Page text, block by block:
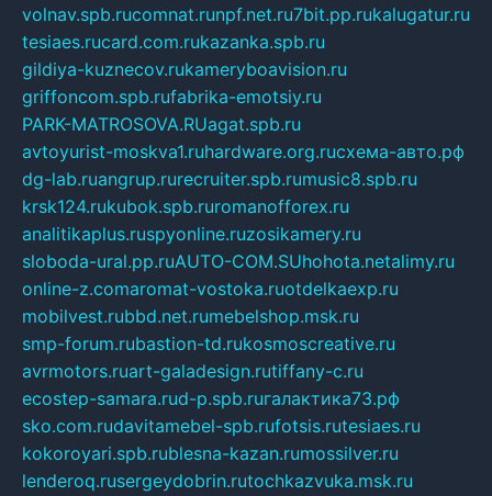
volnav.spb.rucomnat.runpf.net.ru7bit.pp.rukalugatur.ru
tesiaes.rucard.com.rukazanka.spb.ru
gildiya-kuznecov.rukameryboavision.ru
griffoncom.spb.rufabrika-emotsiy.ru
PARK-MATROSOVA.RUagat.spb.ru
avtoyurist-moskva1.ruhardware.org.ruсхема-авто.рф
dg-lab.ruangrup.rurecruiter.spb.rumusic8.spb.ru
krsk124.rukubok.spb.ruromanofforex.ru
analitikaplus.ruspyonline.ruzosikamery.ru
sloboda-ural.pp.ruAUTO-COM.SUhohota.netalimy.ru
online-z.comaromat-vostoka.ruotdelkaexp.ru
mobilvest.rubbd.net.rumebelshop.msk.ru
smp-forum.rubastion-td.rukosmoscreative.ru
avrmotors.ruart-galadesign.rutiffany-c.ru
ecostep-samara.rud-p.spb.ruгалактика73.рф
sko.com.rudavitamebel-spb.rufotsis.rutesiaes.ru
kokoroyari.spb.rublesna-kazan.rumossilver.ru
lenderoq.rusergeydobrin.rutochkazvuka.msk.ru